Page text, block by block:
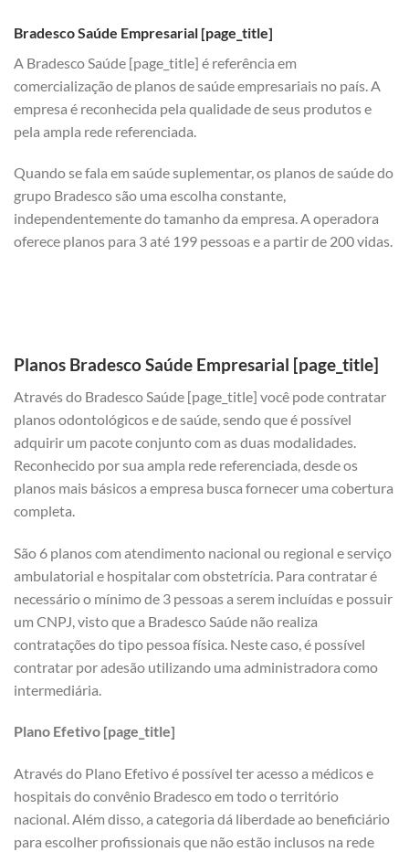
Bradesco Saúde Empresarial [page_title]
A Bradesco Saúde [page_title] é referência em
comercialização de planos de saúde empresariais no país. A
empresa é reconhecida pela qualidade de seus produtos e
pela ampla rede referenciada.
Quando se fala em saúde suplementar, os planos de saúde do
grupo Bradesco são uma escolha constante,
independentemente do tamanho da empresa. A operadora
oferece planos para 3 até 199 pessoas e a partir de 200 vidas.
Planos Bradesco Saúde Empresarial [page_title]
Através do Bradesco Saúde [page_title] você pode contratar
planos odontológicos e de saúde, sendo que é possível
adquirir um pacote conjunto com as duas modalidades.
Reconhecido por sua ampla rede referenciada, desde os
planos mais básicos a empresa busca fornecer uma cobertura
completa.
São 6 planos com atendimento nacional ou regional e serviço
ambulatorial e hospitalar com obstetrícia. Para contratar é
necessário o mínimo de 3 pessoas a serem incluídas e possuir
um CNPJ, visto que a Bradesco Saúde não realiza
contratações do tipo pessoa física. Neste caso, é possível
contratar por adesão utilizando uma administradora como
intermediária.
Plano Efetivo [page_title]
Através do Plano Efetivo é possível ter acesso a médicos e
hospitais do convênio Bradesco em todo o território
nacional. Além disso, a categoria dá liberdade ao beneficiário
para escolher profissionais que não estão inclusos na rede